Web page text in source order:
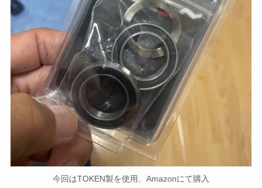
今回はTOKEN製を使用、Amazonにて購入